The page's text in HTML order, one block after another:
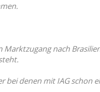
Marktzugang nach
bei denen mit IAG schon